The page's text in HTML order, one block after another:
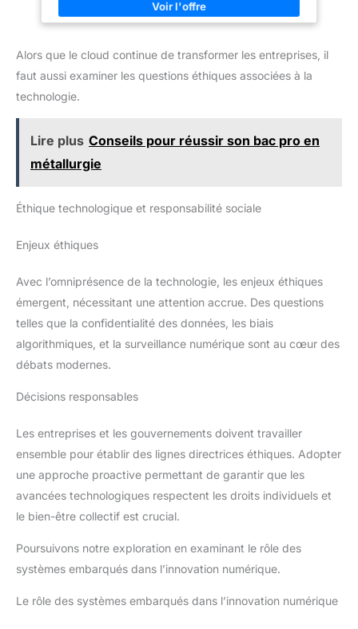
à la neige, à la poussière, au
soleil clair et à d'autres
Alors que le cloud continue de transformer les entreprises, il
faut aussi examiner les questions éthiques associées à la
technologie.
Lire plus Conseils pour réussir son bac pro en
métallurgie
Éthique technologique et responsabilité sociale
Enjeux éthiques
Avec l’omniprésence de la technologie, les enjeux éthiques
émergent, nécessitant une attention accrue. Des questions
telles que la confidentialité des données, les biais
algorithmiques, et la surveillance numérique sont au cœur des
débats modernes.
Décisions responsables
Les entreprises et les gouvernements doivent travailler
ensemble pour établir des lignes directrices éthiques. Adopter
une approche proactive permettant de garantir que les
avancées technologiques respectent les droits individuels et
le bien-être collectif est crucial.
Poursuivons notre exploration en examinant le rôle des
systèmes embarqués dans l’innovation numérique.
Le rôle des systèmes embarqués dans l’innovation numérique